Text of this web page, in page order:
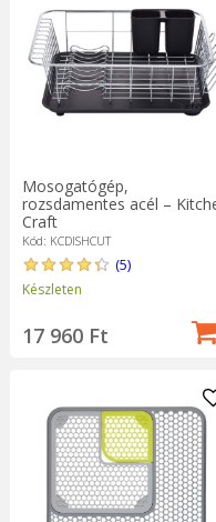
Mosogatógép,
rozsdamentes acél –
Craft
Kód: KCDISHCUT
(5)
Készleten
17 960 Ft